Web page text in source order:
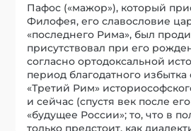
Пафос («мажор»), который
Филофея, его славословие
«последнего Рима», был
присутствовал при его
согласно ортодоксальной
период благодатного избытка
«Третий Рим»
и сейчас (спустя век после
«будущее России»; то, что в
только предстоит, как